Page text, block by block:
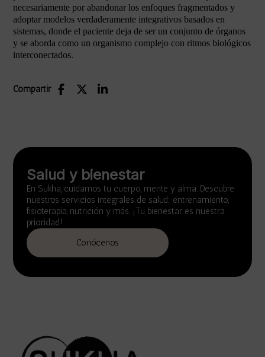
necesariamente por abandonar los enfoques fragmentados y
adoptar modelos verdaderamente integrativos basados en
sistemas, donde el paciente deja de ser un conjunto de órganos
y se aborda como un organismo complejo con ritmos biológicos
interconectados.
Compartir
Salud y bienestar
En Sukha, cuidamos tu cuerpo, mente y alma. Descubre
nuestros servicios integrales de salud: entrenamiento,
fisioterapia, nutrición y más. ¡Tu bienestar es nuestra
prioridad!
Conócenos